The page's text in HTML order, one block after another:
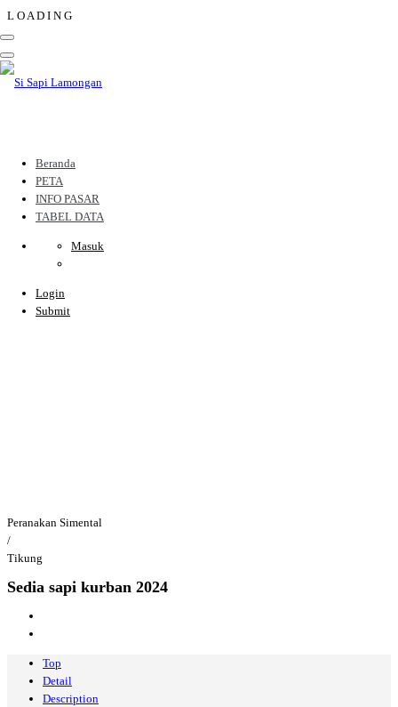
L OA D I N G
Beranda
PETA
INFO PASAR
TABEL DATA
Masuk
Login
Submit
Peranakan Simental
/
Tikung
Sedia sapi kurban 2024
Top
Detail
Description